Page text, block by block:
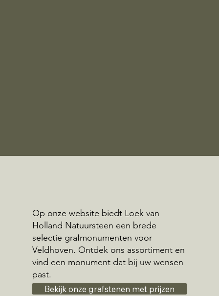
Op onze website biedt Loek van
Holland Natuursteen een brede
selectie grafmonumenten voor
Veldhoven. Ontdek ons assortiment en
vind een monument dat bij uw wensen
past.
Bekijk onze grafstenen met prijzen